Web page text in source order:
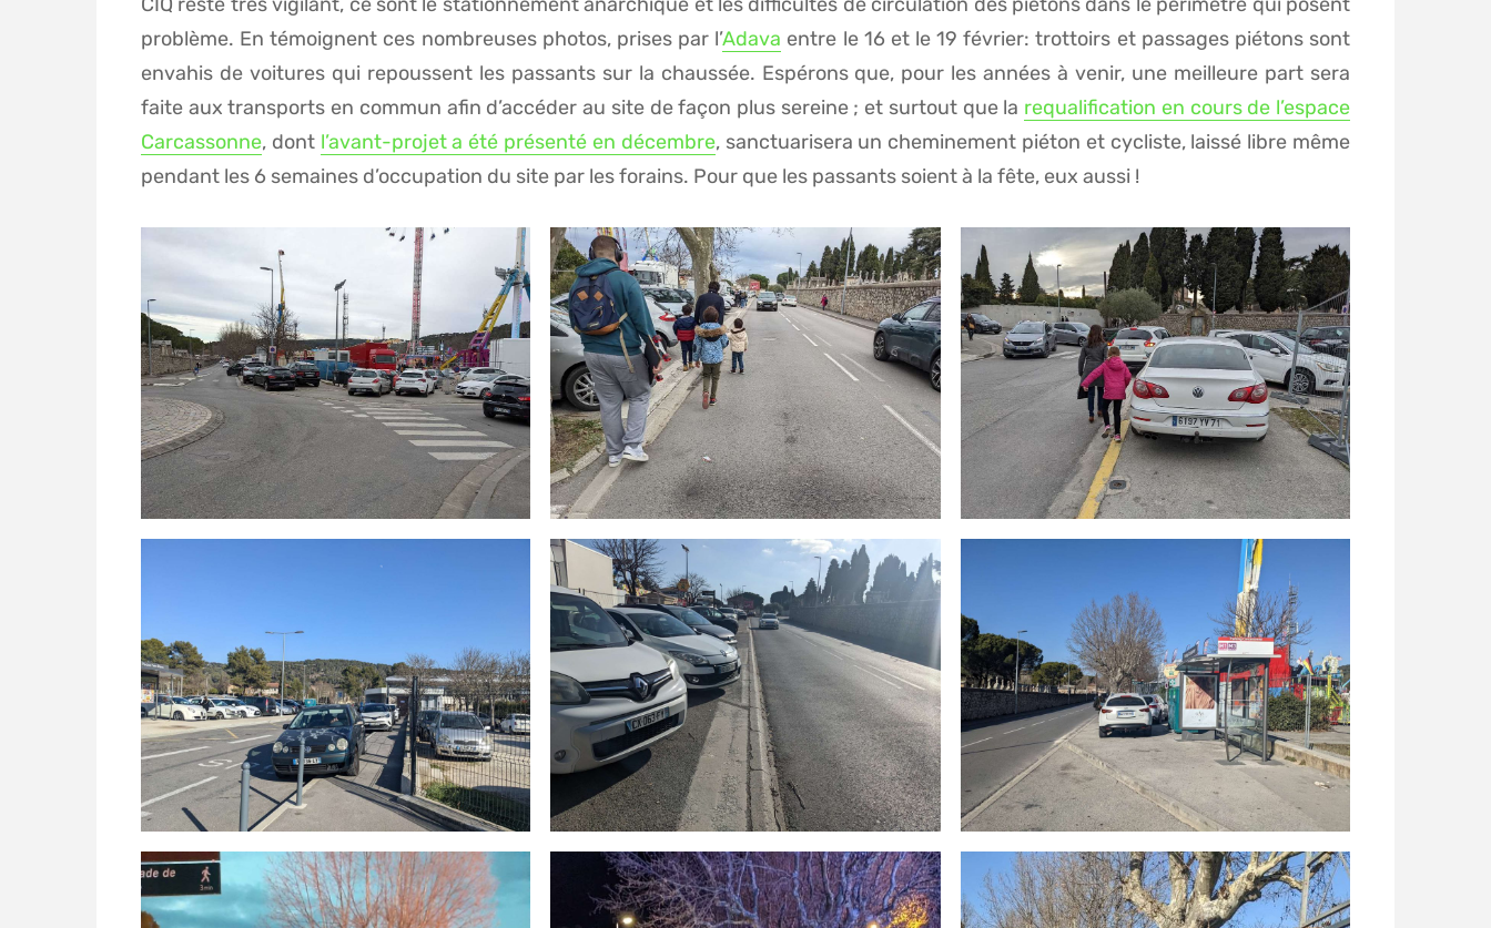
problème. En témoignent ces nombreuses photos, prises par l’Adava entre le 16 et le 19 février: trottoirs et passages piétons sont
envahis de voitures qui repoussent les passants sur la chaussée. Espérons que, pour les années à venir, une meilleure part sera
faite aux transports en commun afin d’accéder au site de façon plus sereine ; et surtout que la requalification en cours de l’espace
Carcassonne, dont l’avant-projet a été présenté en décembre, sanctuarisera un cheminement piéton et cycliste, laissé libre même
pendant les 6 semaines d’occupation du site par les forains. Pour que les passants soient à la fête, eux aussi !